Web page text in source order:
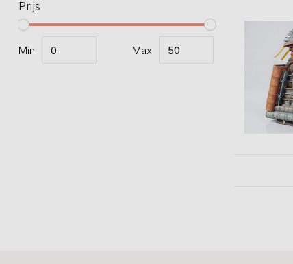
Prijs
Min Max